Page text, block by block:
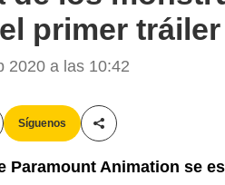
primer tráiler
a las 10:42
Síguenos
Compartir esta
Paramount Animation se